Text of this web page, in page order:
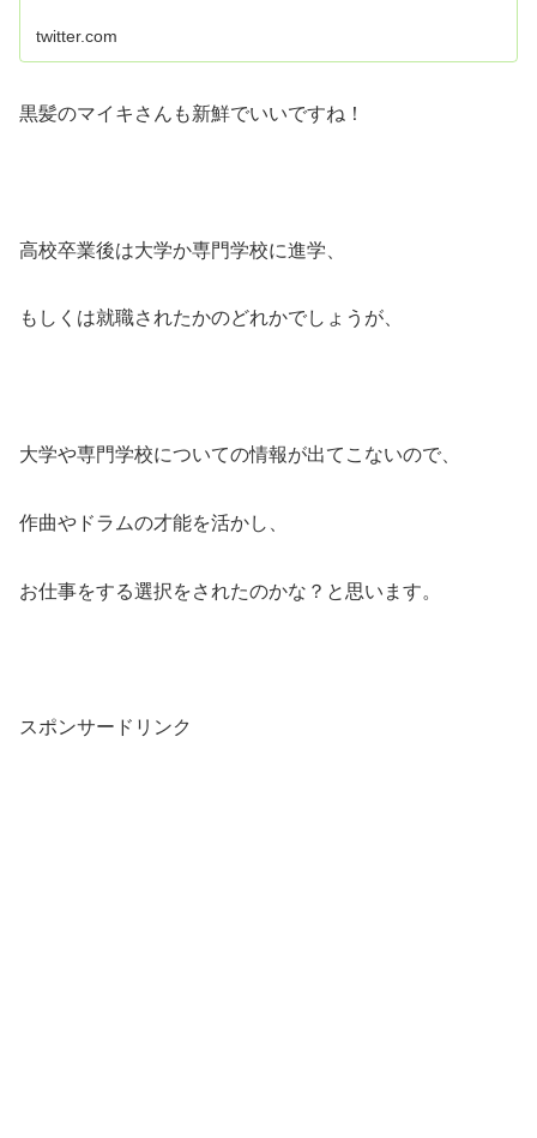
twitter.com
黒髪のマイキさんも新鮮でいいですね！
高校卒業後は大学か専門学校に進学、
もしくは就職されたかのどれかでしょうが、
大学や専門学校についての情報が出てこないので、
作曲やドラムの才能を活かし、
お仕事をする選択をされたのかな？と思います。
スポンサードリンク